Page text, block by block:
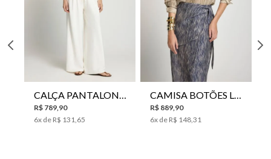
CALÇA PANTALONA LE LIS HORI FEMININA
R$ 789,90
6x de R$ 131,65
CAMISA BOTÕES LE LIS YANNA FEMININA
R$ 889,90
6x de R$ 148,31